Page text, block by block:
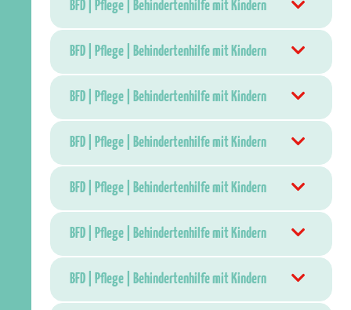
BFD | Pflege | Behindertenhilfe mit Kindern
BFD | Pflege | Behindertenhilfe mit Kindern
BFD | Pflege | Behindertenhilfe mit Kindern
BFD | Pflege | Behindertenhilfe mit Kindern
BFD | Pflege | Behindertenhilfe mit Kindern
BFD | Pflege | Behindertenhilfe mit Kindern
BFD | Pflege | Behindertenhilfe mit Kindern